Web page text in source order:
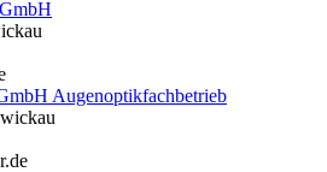
Augenoptikfachbetrieb